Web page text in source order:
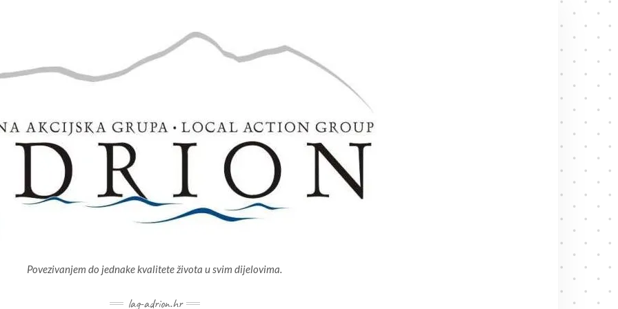
Povezivanjem do jednake kvalitete života u svim dijelovima.
lag-adrion.hr